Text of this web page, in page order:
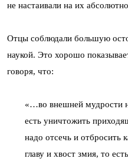
не настаивали на их
Отцы соблюдали большую
наукой. Это хорошо
говоря, что:
«…во внешней мудрости
есть уничтожить
надо отсечь и отбросить
главу и хвост змия, то